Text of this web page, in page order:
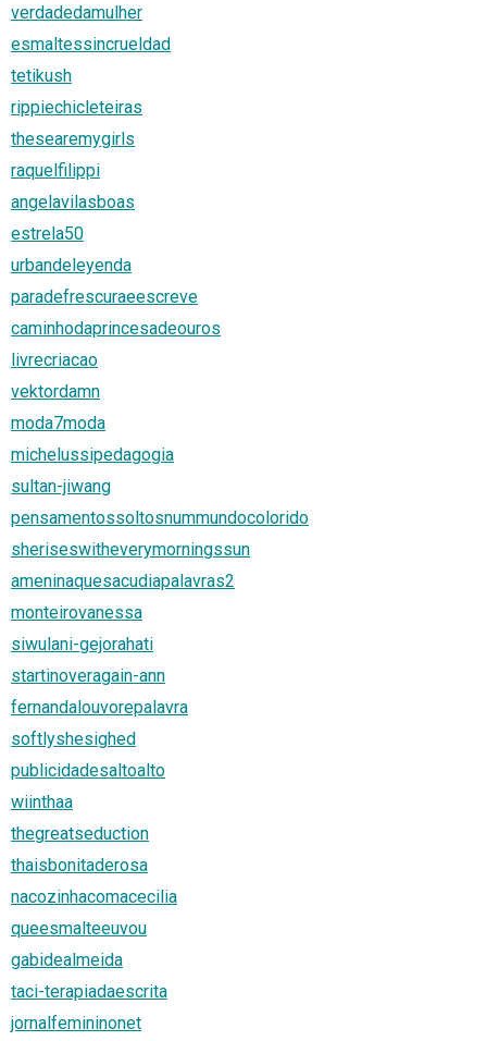
verdadedamulher
esmaltessincrueldad
tetikush
rippiechicleteiras
thesearemygirls
raquelfilippi
angelavilasboas
estrela50
urbandeleyenda
paradefrescuraeescreve
caminhodaprincesadeouros
livrecriacao
vektordamn
moda7moda
michelussipedagogia
sultan-jiwang
pensamentossoltosnummundocolorido
sheriseswitheverymorningssun
ameninaquesacudiapalavras2
monteirovanessa
siwulani-gejorahati
startinoveragain-ann
fernandalouvorepalavra
softlyshesighed
publicidadesaltoalto
wiinthaa
thegreatseduction
thaisbonitaderosa
nacozinhacomacecilia
queesmalteeuvou
gabidealmeida
taci-terapiadaescrita
jornalfemininonet